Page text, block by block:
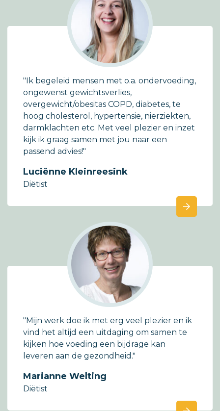
"Ik begeleid mensen met o.a. ondervoeding,
ongewenst gewichtsverlies,
overgewicht/obesitas COPD, diabetes, te
hoog cholesterol, hypertensie, nierziekten,
darmklachten etc. Met veel plezier en inzet
kijk ik graag samen met jou naar een
passend advies!"
Luciënne Kleinreesink
Diëtist
"Mijn werk doe ik met erg veel plezier en ik
vind het altijd een uitdaging om samen te
kijken hoe voeding een bijdrage kan
leveren aan de gezondheid."
Marianne Welting
Diëtist